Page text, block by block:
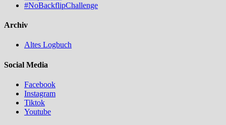
#NoBackflipChallenge
Archiv
Altes Logbuch
Social Media
Facebook
Instagram
Tiktok
Youtube